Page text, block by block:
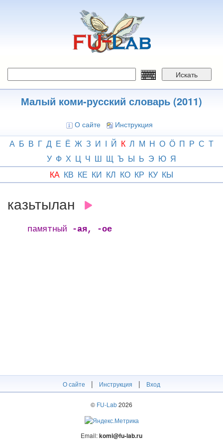
Искать
Малый коми-русский словарь (2011)
О сайте Инструкция
А Б В Г Д Е Ё Ж З И І Й К Л М Н О Ӧ П Р С Т
У Ф Х Ц Ч Ш Щ Ъ Ы Ь Э Ю Я
КА КВ КЕ КИ КЛ КО КР КУ КЫ
казьтылан
памятный -ая, -ое
О сайте | Инструкция | Вход
© FU-Lab2026
Email:komi@fu-lab.ru